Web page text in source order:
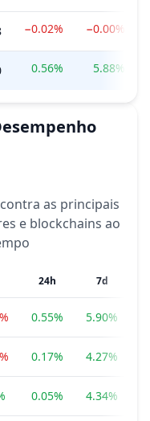
−0.02% −0.00%
0.56% 5.88%
contra as principais
e blockchains ao
24h 7d
0.55% 5.90%
0.17% 4.27%
0.05% 4.34%